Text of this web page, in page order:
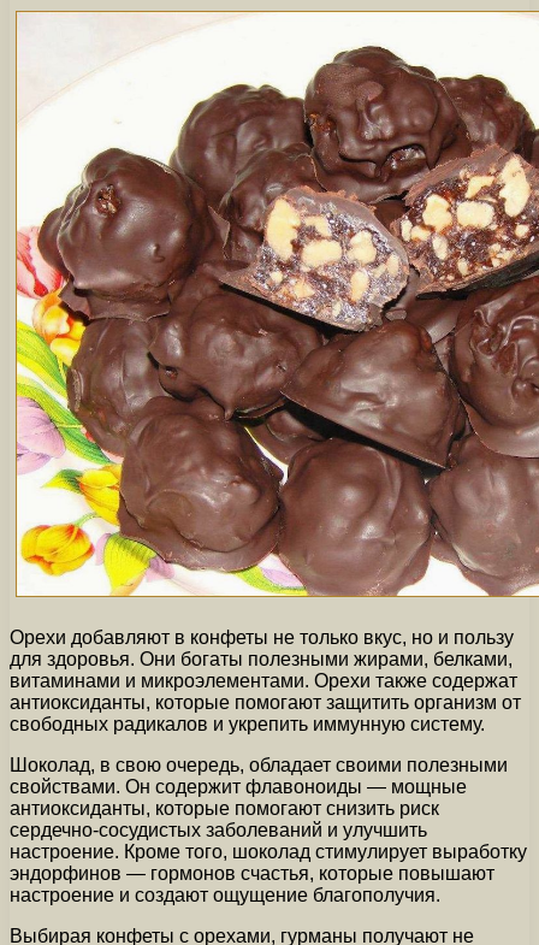
Орехи добавляют в конфеты не только вкус, но и пользу
для здоровья. Они богаты полезными жирами, белками,
витаминами и микроэлементами. Орехи также содержат
антиоксиданты, которые помогают защитить организм от
свободных радикалов и укрепить иммунную систему.
Шоколад, в свою очередь, обладает своими полезными
свойствами. Он содержит флавоноиды — мощные
антиоксиданты, которые помогают снизить риск
сердечно-сосудистых заболеваний и улучшить
настроение. Кроме того, шоколад стимулирует выработку
эндорфинов — гормонов счастья, которые повышают
настроение и создают ощущение благополучия.
Выбирая конфеты с орехами, гурманы получают не